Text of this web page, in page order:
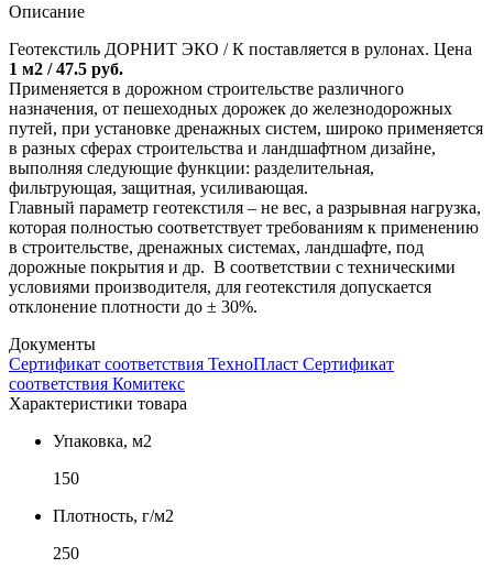
Описание
Геотекстиль ДОРНИТ ЭКО / К поставляется в рулонах. Цена
1 м2 / 47.5 руб.
Применяется в дорожном строительстве различного
назначения, от пешеходных дорожек до железнодорожных
путей, при установке дренажных систем, широко применяется
в разных сферах строительства и ландшафтном дизайне,
выполняя следующие функции: разделительная,
фильтрующая, защитная, усиливающая.
Главный параметр геотекстиля – не вес, а разрывная нагрузка,
которая полностью соответствует требованиям к применению
в строительстве, дренажных системах, ландшафте, под
дорожные покрытия и др. В соответствии с техническими
условиями производителя, для геотекстиля допускается
отклонение плотности до ± 30%.
Документы
Сертификат соответствия ТехноПласт Сертификат
соответствия Комитекс
Характеристики товара
Упаковка, м2
150
Плотность, г/м2
250